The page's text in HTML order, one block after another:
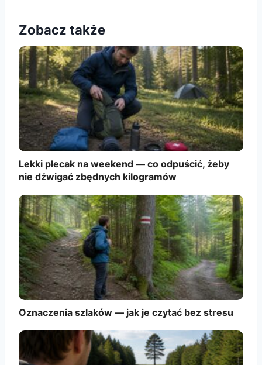
Zobacz także
Lekki plecak na weekend — co odpuścić, żeby
nie dźwigać zbędnych kilogramów
Oznaczenia szlaków — jak je czytać bez stresu